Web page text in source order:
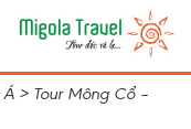
Á > Tour Mông Cổ –